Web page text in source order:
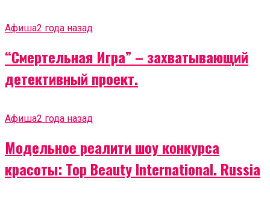
Афиша2 года назад
“Смертельная Игра” – захватывающий
детективный проект.
Афиша2 года назад
Модельное реалити шоу конкурса
красоты: Top Beauty International. Russia